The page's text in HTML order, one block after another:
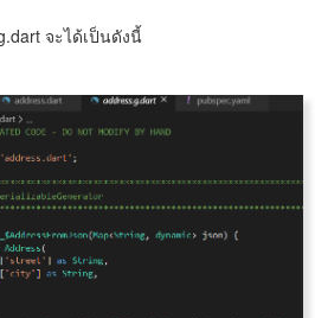
จะได้เป็นดังนี้